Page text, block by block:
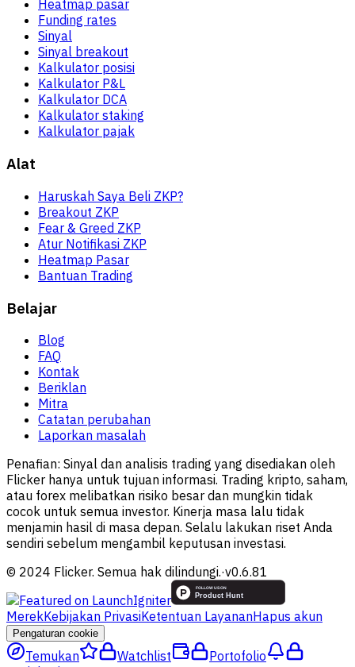
Heatmap pasar
Funding rates
Sinyal
Sinyal breakout
Kalkulator posisi
Kalkulator P&L
Kalkulator DCA
Kalkulator staking
Kalkulator pajak
Alat
Haruskah Saya Beli ZKP?
Breakout ZKP
Fear & Greed ZKP
Atur Notifikasi ZKP
Heatmap Pasar
Bantuan Trading
Belajar
Blog
FAQ
Kontak
Beriklan
Mitra
Catatan perubahan
Laporkan masalah
Penafian: Sinyal dan analisis trading yang disediakan oleh
Flicker hanya untuk tujuan informasi. Trading kripto, saham,
atau forex melibatkan risiko besar dan mungkin tidak
cocok untuk semua investor. Kinerja masa lalu tidak
menjamin hasil di masa depan. Selalu lakukan riset Anda
sendiri sebelum mengambil keputusan investasi.
© 2024 Flicker. Semua hak dilindungi.·v0.6.81
MerekKebijakan PrivasiKetentuan LayananHapus akun
Pengaturan cookie
Temukan Watchlist
Portofolio